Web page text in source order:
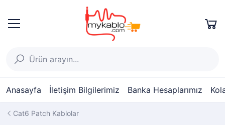
Anasayfa İletişim Bilgilerimiz Banka Hesaplarımız
Cat6 Patch Kablolar